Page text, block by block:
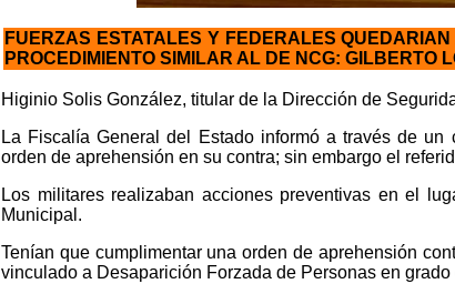
FUERZAS ESTATALES Y FEDERALES
PROCEDIMIENTO SIMILAR AL DE NCG: GILBERTO
Higinio Solis González, titular de la Dirección de
La Fiscalía General del Estado informó a través de
orden de aprehensión en su contra; sin embargo el
Los militares realizaban acciones preventivas en el
Municipal.
Tenían que cumplimentar una orden de aprehensión
vinculado a Desaparición Forzada de Personas en